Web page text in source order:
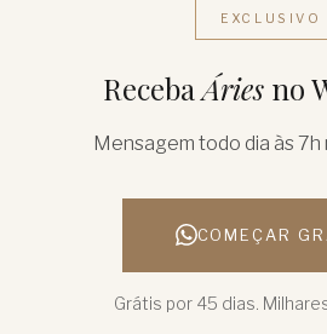
EXCLUSIVO
RecebaÁriesno
Mensagem todo dia às 7h
COMEÇAR
Grátis por 45 dias.